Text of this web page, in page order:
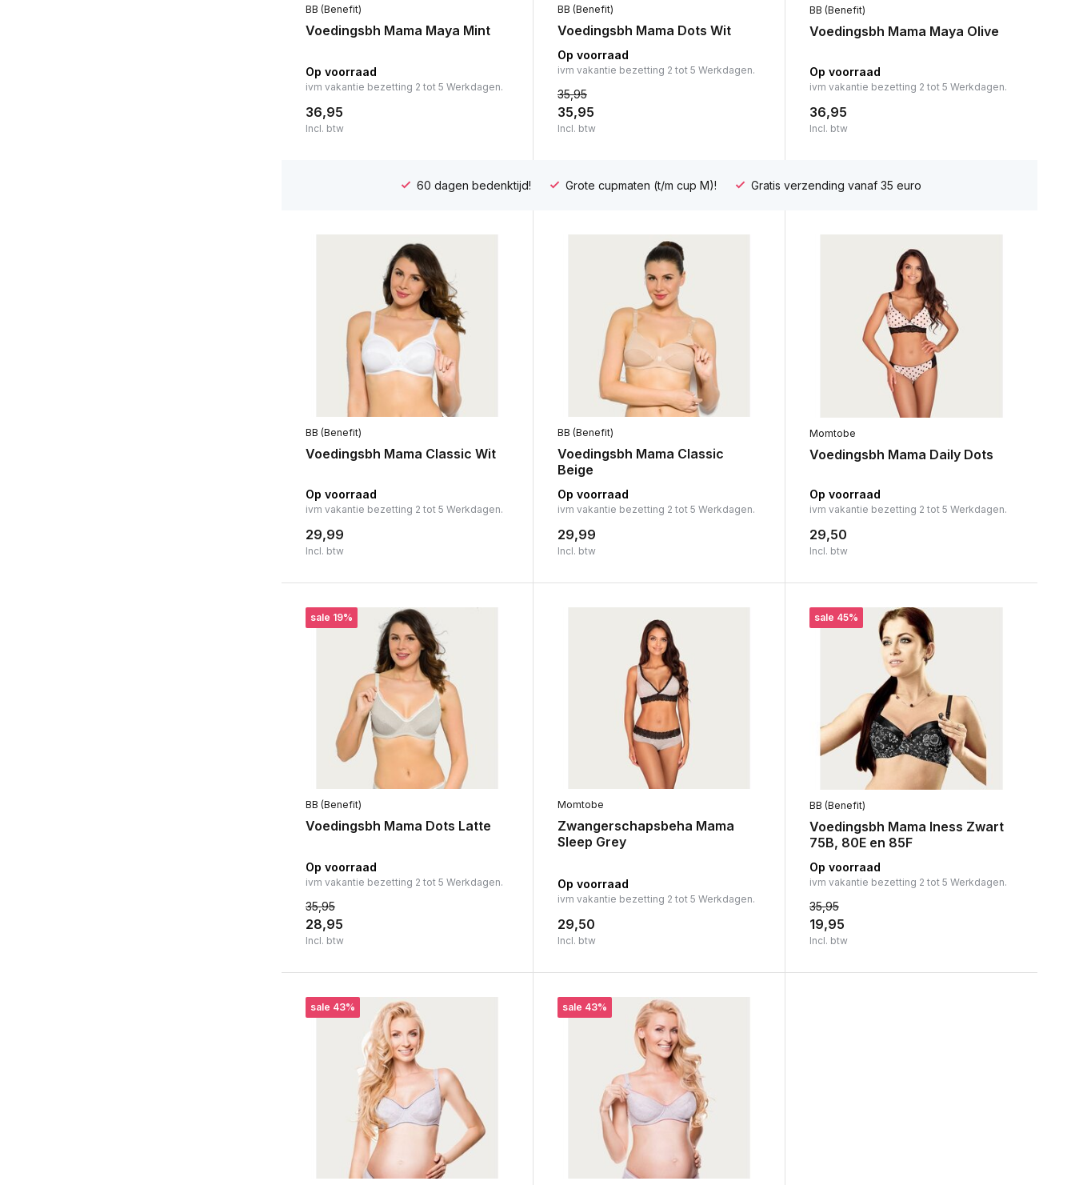
BB (Benefit)
Voedingsbh Mama Maya Mint
Op voorraad
ivm vakantie bezetting 2 tot 5 Werkdagen.
36,95
Incl. btw
BB (Benefit)
Voedingsbh Mama Dots Wit
Op voorraad
ivm vakantie bezetting 2 tot 5 Werkdagen.
35,95
35,95
Incl. btw
BB (Benefit)
Voedingsbh Mama Maya Olive
Op voorraad
ivm vakantie bezetting 2 tot 5 Werkdagen.
36,95
Incl. btw
60 dagen bedenktijd! Grote cupmaten (t/m cup M)! Gratis verzending vanaf 35 euro
BB (Benefit)
Voedingsbh Mama Classic Wit
Op voorraad
ivm vakantie bezetting 2 tot 5 Werkdagen.
29,99
Incl. btw
BB (Benefit)
Voedingsbh Mama Classic
Beige
Op voorraad
ivm vakantie bezetting 2 tot 5 Werkdagen.
29,99
Incl. btw
Momtobe
Voedingsbh Mama Daily Dots
Op voorraad
ivm vakantie bezetting 2 tot 5 Werkdagen.
29,50
Incl. btw
sale 19%
BB (Benefit)
Voedingsbh Mama Dots Latte
Op voorraad
ivm vakantie bezetting 2 tot 5 Werkdagen.
35,95
28,95
Incl. btw
Momtobe
Zwangerschapsbeha Mama
Sleep Grey
Op voorraad
ivm vakantie bezetting 2 tot 5 Werkdagen.
29,50
Incl. btw
sale 45%
BB (Benefit)
Voedingsbh Mama Iness Zwart
75B, 80E en 85F
Op voorraad
ivm vakantie bezetting 2 tot 5 Werkdagen.
35,95
19,95
Incl. btw
sale 43% sale 43%